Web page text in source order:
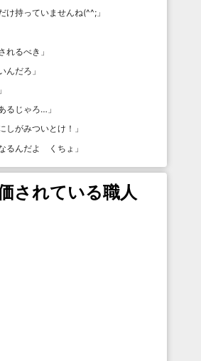
け持っていませんね(^^; 」
れるべき 」
んだろ 」
」
るじゃろ… 」
しがみついとけ！ 」
るんだよ くちょ 」
されている職人